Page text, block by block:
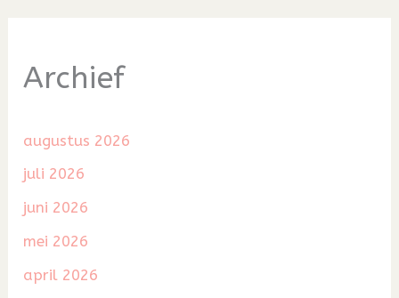
Archief
augustus 2026
juli 2026
juni 2026
mei 2026
april 2026